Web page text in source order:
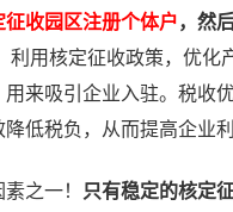
收园区注册个体户，然
用核定征收政策，优化
来吸引企业入驻。税收
低税负，从而提高企业
之一！ 只有稳定的核定